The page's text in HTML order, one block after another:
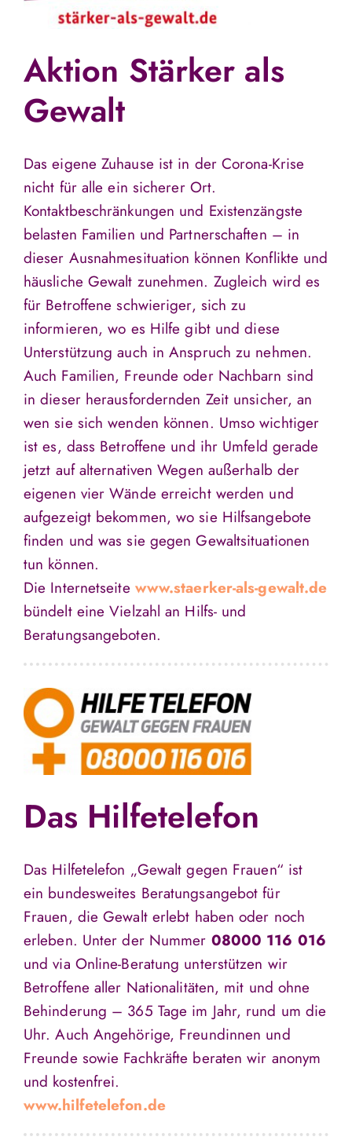
Aktion Stärker als
Gewalt
Das eigene Zuhause ist in der Corona-Krise
nicht für alle ein sicherer Ort.
Kontaktbeschränkungen und Existenzängste
belasten Familien und Partnerschaften – in
dieser Ausnahmesituation können Konflikte und
häusliche Gewalt zunehmen. Zugleich wird es
für Betroffene schwieriger, sich zu
informieren, wo es Hilfe gibt und diese
Unterstützung auch in Anspruch zu nehmen.
Auch Familien, Freunde oder Nachbarn sind
in dieser herausfordernden Zeit unsicher, an
wen sie sich wenden können. Umso wichtiger
ist es, dass Betroffene und ihr Umfeld gerade
jetzt auf alternativen Wegen außerhalb der
eigenen vier Wände erreicht werden und
aufgezeigt bekommen, wo sie Hilfsangebote
finden und was sie gegen Gewaltsituationen
tun können.
Die Internetseite www.staerker-als-gewalt.de
bündelt eine Vielzahl an Hilfs- und
Beratungsangeboten.
Das Hilfetelefon
Das Hilfetelefon „Gewalt gegen Frauen“ ist
ein bundesweites Beratungsangebot für
Frauen, die Gewalt erlebt haben oder noch
erleben. Unter der Nummer 08000 116 016
und via Online-Beratung unterstützen wir
Betroffene aller Nationalitäten, mit und ohne
Behinderung – 365 Tage im Jahr, rund um die
Uhr. Auch Angehörige, Freundinnen und
Freunde sowie Fachkräfte beraten wir anonym
und kostenfrei.
www.hilfetelefon.de